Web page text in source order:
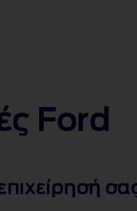
Ford